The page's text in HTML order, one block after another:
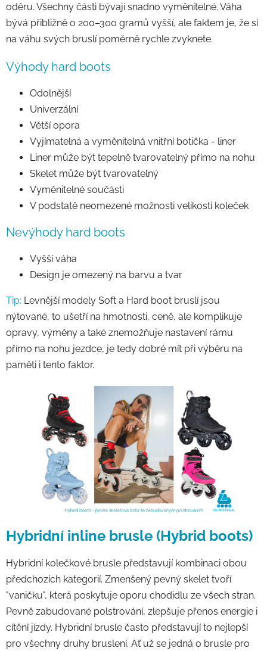
oděru. Všechny části bývají snadno vyměnitelné. Váha
bývá přibližně o 200–300 gramů vyšší, ale faktem je, že si
na váhu svých bruslí poměrně rychle zvyknete.
Výhody hard boots
Odolnější
Univerzální
Větší opora
Vyjímatelná a vyměnitelná vnitřní botička - liner
Liner může být tepelně tvarovatelný přímo na nohu
Skelet může být tvarovatelný
Vyměnitelné součásti
V podstatě neomezené možnosti velikosti koleček
Nevýhody hard boots
Vyšší váha
Design je omezený na barvu a tvar
Tip: Levnější modely Soft a Hard boot bruslí jsou
nýtované, to ušetří na hmotnosti, ceně, ale komplikuje
opravy, výměny a také znemožňuje nastavení rámu
přímo na nohu jezdce, je tedy dobré mít při výběru na
paměti i tento faktor.
Hybridní inline brusle (Hybrid boots)
Hybridní kolečkové brusle představují kombinaci obou
předchozích kategorií. Zmenšený pevný skelet tvoří
"vaničku", která poskytuje oporu chodidlu ze všech stran.
Pevně zabudované polstrování, zlepšuje přenos energie i
cítění jízdy. Hybridní brusle často představují to nejlepší
pro všechny druhy bruslení. Ať už se jedná o brusle pro